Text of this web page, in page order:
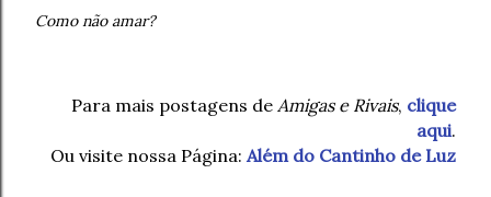
Como não amar?
Para mais postagens de Amigas e Rivais, clique
aqui.
Ou visite nossa Página: Além do Cantinho de Luz